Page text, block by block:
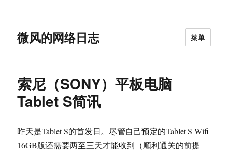
微风的网络日志 菜单
索尼（SONY）平板电脑
Tablet S简讯
昨天是Tablet S的首发日。尽管自己预定的Tablet S Wifi
16GB版还需要两至三天才能收到（顺利通关的前提